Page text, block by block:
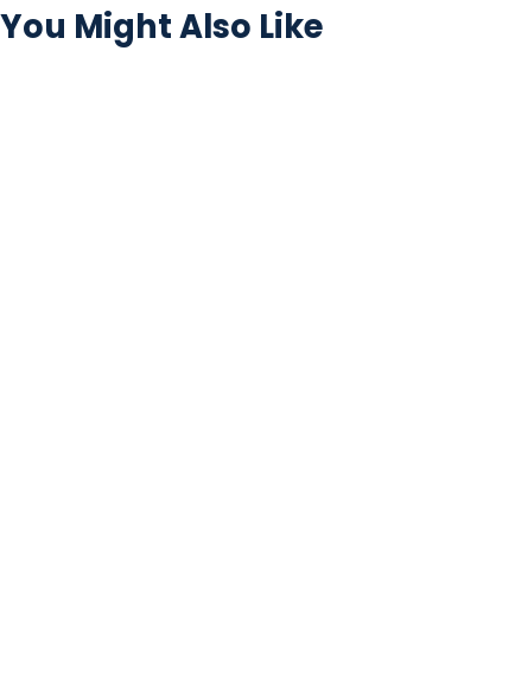
You Might Also Like